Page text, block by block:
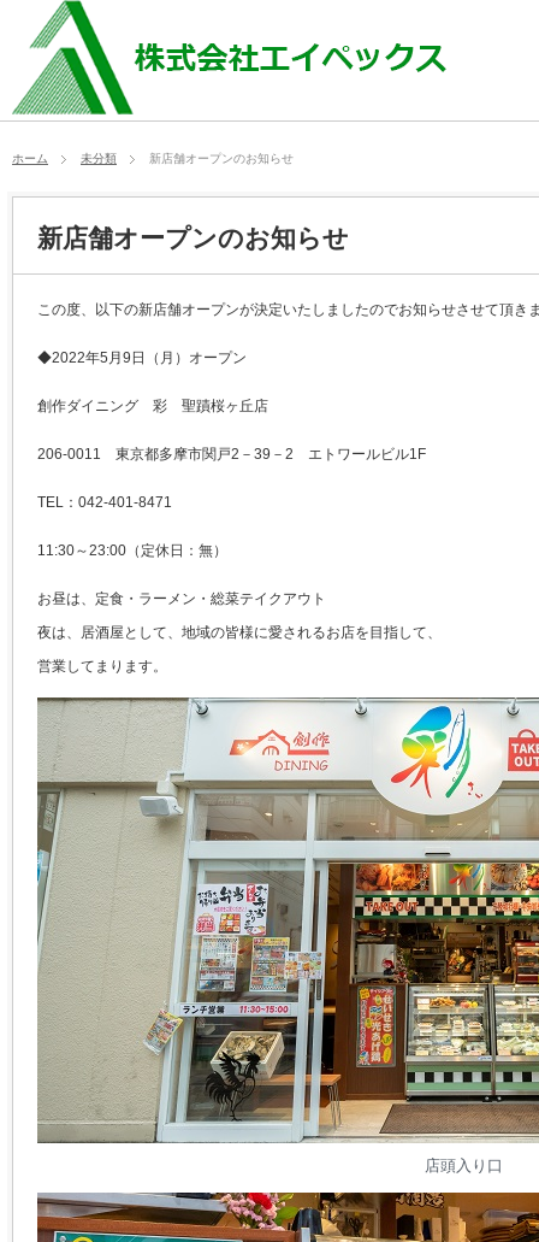
ホーム 未分類 新店舗オープンのお知らせ
新店舗オープンのお知らせ
この度、以下の新店舗オープンが決定いたしましたのでお知らせさせて頂き
◆2022年5月9日（月）オープン
創作ダイニング 彩 聖蹟桜ヶ丘店
206-0011 東京都多摩市関戸2－39－2 エトワールビル1F
TEL：042-401-8471
11:30～23:00（定休日：無）
お昼は、定食・ラーメン・総菜テイクアウト
夜は、居酒屋として、地域の皆様に愛されるお店を目指して、
営業してまります。
店頭入り口